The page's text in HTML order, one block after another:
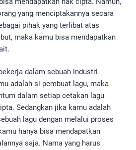
yang menciptakannya secara
pihak yang terlibat atas
maka kamu bisa mendapatkan
dalam sebuah industri
adalah si pembuat lagu, maka
dalam setiap cetakan lagu
Sedangkan jika kamu adalah
lagu dengan melalui proses
hanya bisa mendapatkan
saja. Nama yang harus